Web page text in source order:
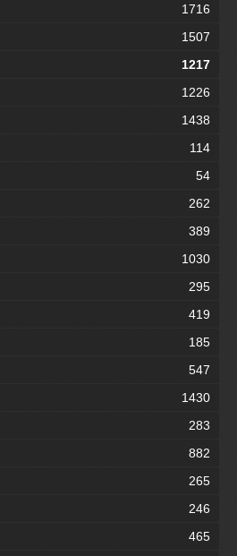
1716
1507
1217
1226
1438
114
54
262
389
1030
295
419
185
547
1430
283
882
265
246
465